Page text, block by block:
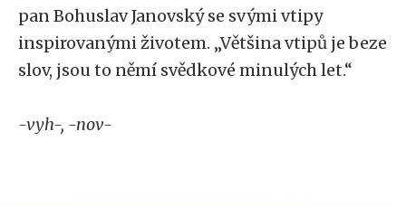
pan Bohuslav Janovský se svými vtipy
inspirovanými životem. „Většina vtipů je beze
slov, jsou to němí svědkové minulých let.“
-vyh-, -nov-